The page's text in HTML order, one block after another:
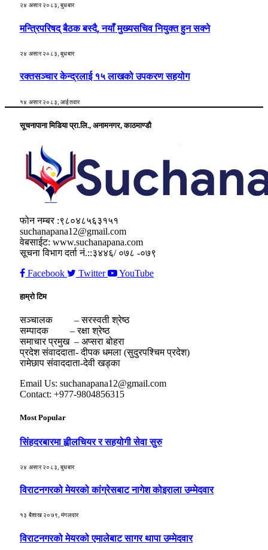
२४ असार २०८३, बुधबार
मन्त्रिपरिषद् बैठक बस्दै, नयाँ मुख्यसचिव नियुक्त हुन सक्ने
२४ असार २०८३, बुधबार
रक्तसञ्चार केन्द्रलाई १५ लाखको उपकरण सहयोग
१४ असार २०८३, आईतवार
सूचनापाना मिडिया प्रा.लि., अनामनगर, काठमाण्डौ
फोन नम्बर :९८०४८५६३१५१
suchanapana12@gmail.com
वेबसाईट: www.suchanapana.com
सूचना विभाग दर्ता नं.::३४४६/ ०७८ -०७९
Facebook
Twitter YouTube
हाम्रो टिम
सञ्चालक – सरस्वती श्रेष्ठ
सम्पादक – रक्षा श्रेष्ठ
समाचार प्रमुख – अप्सरा बोहरा
प्रदेश संवाददाता- दीपक धमला (सुदुरपश्चिम प्रदेश)
रामेछाप संवाददाता-देवी खड्का
Email Us: suchanapana12@gmail.com
Contact: +977-9804856315
Most Popular
सिंहदरबारमा ह्वीलचियर र सहयोगी सेवा सुरु
२४ असार २०८३, बुधबार
विराटनगरको मेयरको कांग्रेसबाट नागेश कोइराला उम्मेदवार
१३ बैशाख २०७९, मंगलवार
विराटनगरको मेयरको एमालेबाट सागर थापा उम्मेदवार